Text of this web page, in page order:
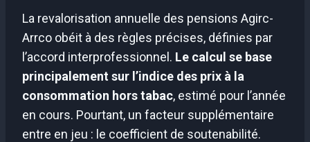
La revalorisation annuelle des pensions Agirc-
Arrco obéit à des règles précises, définies par
l’accord interprofessionnel. Le calcul se base
principalement sur l’indice des prix à la
consommation hors tabac, estimé pour l’année
en cours. Pourtant, un facteur supplémentaire
entre en jeu : le coefficient de soutenabilité.